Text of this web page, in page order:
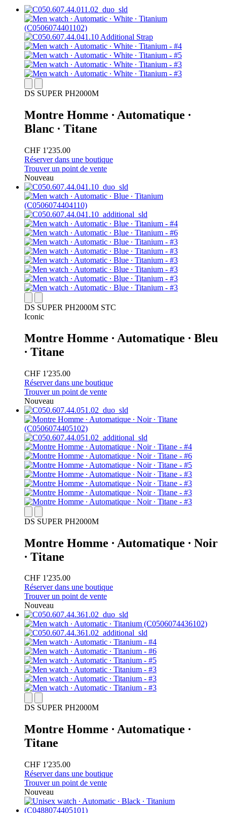
DS SUPER PH2000M
Montre Homme ∙ Automatique ∙
Blanc ∙ Titane
CHF 1'235.00
Réserver dans une boutique
Trouver un point de vente
Nouveau
DS SUPER PH2000M STC
Iconic
Montre Homme ∙ Automatique ∙ Bleu
∙ Titane
CHF 1'235.00
Réserver dans une boutique
Trouver un point de vente
Nouveau
DS SUPER PH2000M
Montre Homme ∙ Automatique ∙ Noir
∙ Titane
CHF 1'235.00
Réserver dans une boutique
Trouver un point de vente
Nouveau
DS SUPER PH2000M
Montre Homme ∙ Automatique ∙
Titane
CHF 1'235.00
Réserver dans une boutique
Trouver un point de vente
Nouveau